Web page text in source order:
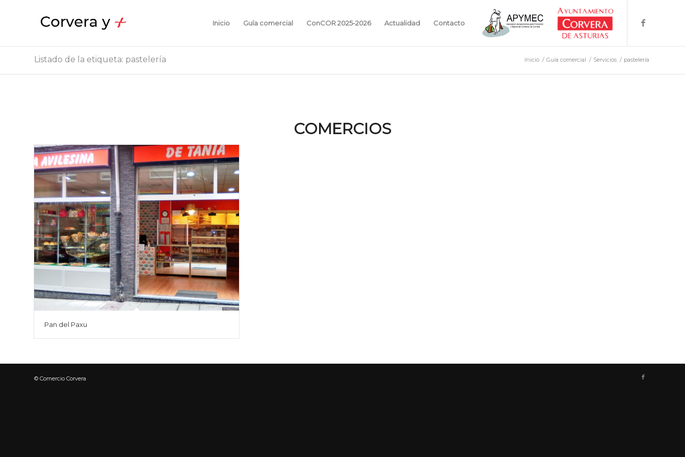
Inicio Guía comercial ConCOR 2025-2026 Actualidad Contacto
Listado de la etiqueta: pastelería Inicio / Guía comercial / Servicios / pastelería
COMERCIOS
Pan del Paxu
© Comercio Corvera